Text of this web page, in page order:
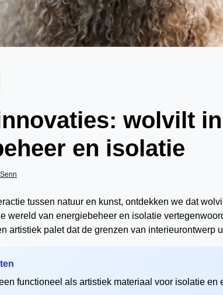
wolvilt in
en isolatie
Senn
tussen natuur en kunst, ontdekken we dat
wereld van energiebeheer en isolatie
artistiek palet dat de grenzen van interieurontwerp
functioneel als artistiek materiaal voor isolatie en